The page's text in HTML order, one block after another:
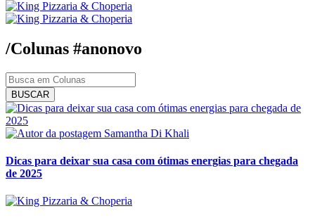
/Colunas #anonovo
BUSCAR
Samantha Di Khali
Dicas para deixar sua casa com ótimas energias para chegada
de 2025